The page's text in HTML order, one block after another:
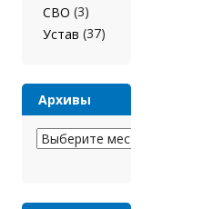
СВО (3)
Устав (37)
Архивы
Архивы